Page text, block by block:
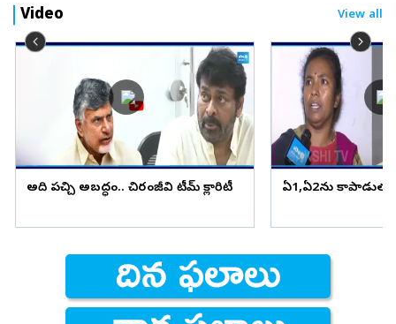
Video View all
అది పచ్చి అబద్ధం.. చిరంజీవి టీమ్ క్లారిటీ ఏ1,ఏ2ను